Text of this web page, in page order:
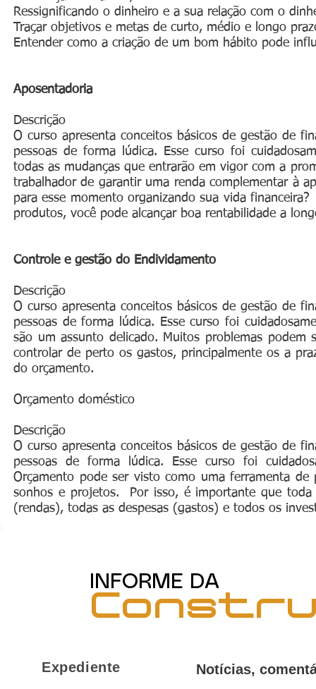
Ressignificando o dinheiro e a sua relação com o
Traçar objetivos e metas de curto, médio e longo
Entender como a criação de um bom hábito pode
Aposentadoria
Descrição
O curso apresenta conceitos básicos de gestão de
pessoas de forma lúdica. Esse curso foi
todas as mudanças que entrarão em vigor com a
trabalhador de garantir uma renda complementar à
para esse momento organizando sua vida
produtos, você pode alcançar boa rentabilidade a
Controle e gestão do Endividamento
Descrição
O curso apresenta conceitos básicos de gestão de
pessoas de forma lúdica. Esse curso foi
são um assunto delicado. Muitos problemas
controlar de perto os gastos, principalmente os a
do orçamento.
Orçamento doméstico
Descrição
O curso apresenta conceitos básicos de gestão de
pessoas de forma lúdica. Esse curso foi
Orçamento pode ser visto como uma ferramenta
sonhos e projetos. Por isso, é importante que toda
(rendas), todas as despesas (gastos) e todos os
INFORME DA
Expediente Notícias,